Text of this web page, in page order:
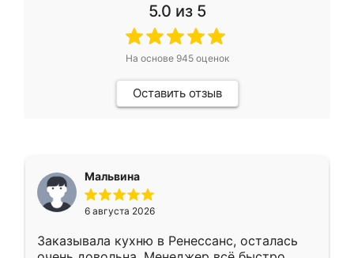
5.0 из 5
На основе 945оценок
Оставить отзыв
Мальвина
6 августа 2026
Заказывала кухню в Ренессанс, осталась